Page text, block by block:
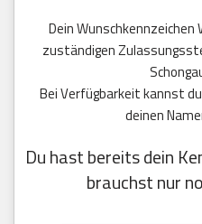
Dein Wunschkennzeichen
zuständigen
Bei Verfügbarkeit kannst
deinen
Du hast bereits dein
brauchst nur